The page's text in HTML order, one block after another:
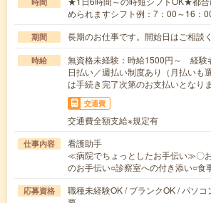
められますシフト例：7：00～16：
期間 長期のお仕事です。開始日はご相
時給
無資格未経験：時給1500円～ 経
日払い／週払い制度あり（月払いも
は手続き完了次第のお支払いとなりま
交通費
交通費全額支給※規定有
仕事内容
看護助手
≪病院でちょっとしたお手伝い≫〇
のお手伝い○診察室への付き添い○
応募資格
職種未経験OK / ブランクOK / パソ